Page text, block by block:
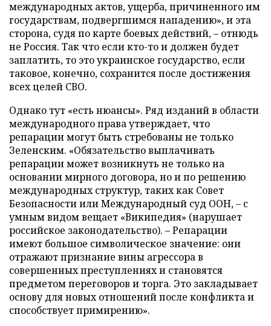
международных актов, ущерба, причиненного им
государствам, подвергшимся нападению», и эта
сторона, судя по карте боевых действий, – отнюдь
не Россия. Так что если кто-то и должен будет
заплатить, то это украинское государство, если
таковое, конечно, сохранится после достижения
всех целей СВО.
Однако тут «есть нюансы». Ряд изданий в области
международного права утверждает, что
репарации могут быть стребованы не только
Зеленским. «Обязательство выплачивать
репарации может возникнуть не только на
основании мирного договора, но и по решению
международных структур, таких как Совет
Безопасности или Международный суд ООН, – с
умным видом вещает «Википедия» (нарушает
российское законодательство). – Репарации
имеют большое символическое значение: они
отражают признание вины агрессора в
совершенных преступлениях и становятся
предметом переговоров и торга. Это закладывает
основу для новых отношений после конфликта и
способствует примирению».